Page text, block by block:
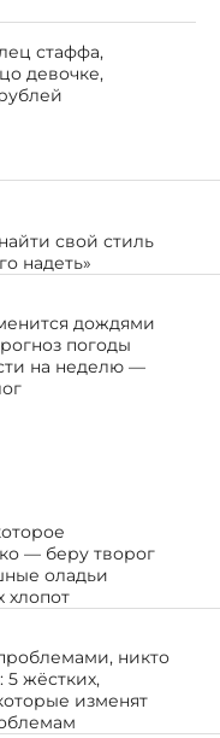
стаффа,
девочке,
свой стиль
надеть»
дождями
погоды
на неделю —
— беру творог
оладьи
хлопот
никто
5 жёстких,
изменят